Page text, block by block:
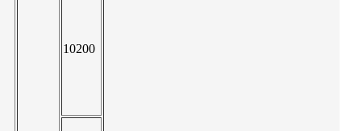
10200